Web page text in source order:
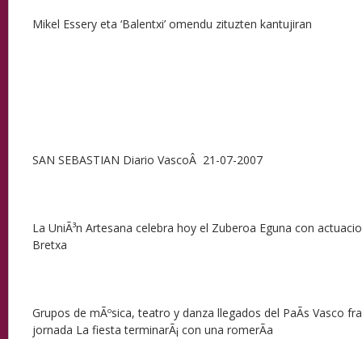
Mikel Essery eta ‘Balentxi’ omendu zituzten kantujiran
SAN SEBASTIAN Diario VascoÂ 21-07-2007
La UniÃ³n Artesana celebra hoy el Zuberoa Eguna con
Bretxa
Grupos de mÃºsica, teatro y danza llegados del PaÃ­s Vasco
jornada La fiesta terminarÃ¡ con una romerÃ­a